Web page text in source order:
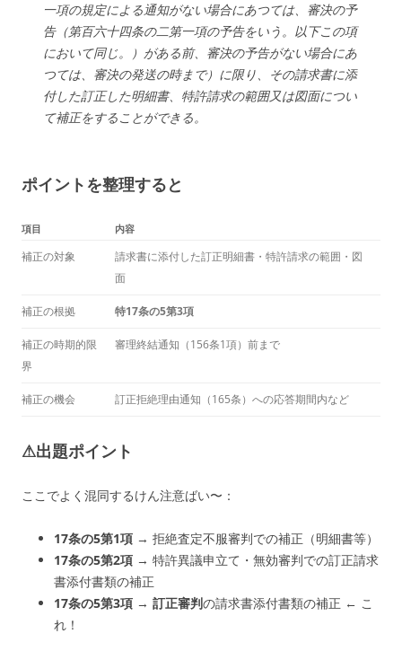
一項の規定による通知がない場合にあつては、審決の予
告（第百六十四条の二第一項の予告をいう。以下この項
において同じ。）がある前、審決の予告がない場合にあ
つては、審決の発送の時まで）に限り、その請求書に添
付した訂正した明細書、特許請求の範囲又は図面につい
て補正をすることができる。
ポイントを整理すると
項目 内容
補正の対象
請求書に添付した訂正明細書・特許請求の範囲・図
面
補正の根拠 特17条の5第3項
補正の時期的限
界
審理終結通知（156条1項）前まで
補正の機会 訂正拒絶理由通知（165条）への応答期間内など
⚠出題ポイント
ここでよく混同するけん注意ばい〜：
17条の5第1項 → 拒絶査定不服審判での補正（明細書等）
17条の5第2項 → 特許異議申立て・無効審判での訂正請求
書添付書類の補正
17条の5第3項 → 訂正審判の請求書添付書類の補正 ← こ
れ！